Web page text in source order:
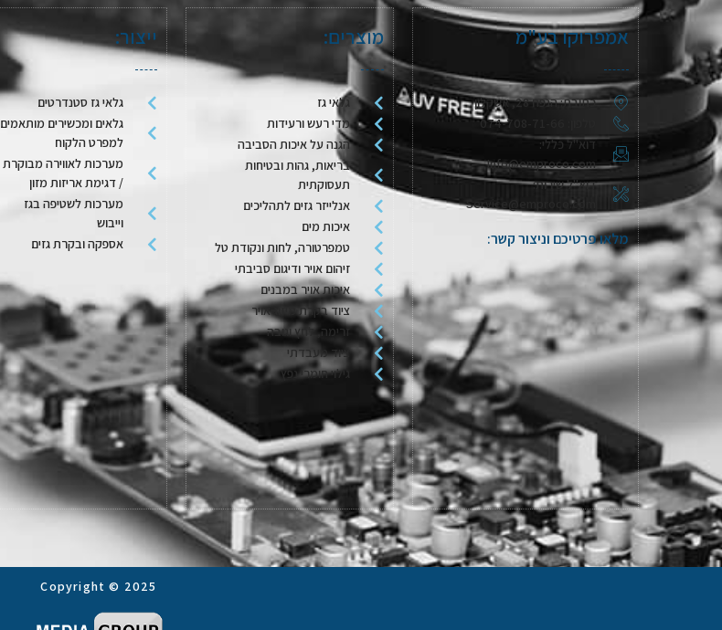
אמפרוקו בע"מ
כתובת: הנפח 28, אשקלון
דוא"ל כללי:
Info@emproco.com
דוא"ל שירות:
Service@emproco.com
מלאו פרטיכם וניצור קשר:
מוצרים:
גלאי גז
מדי רעש ורעידות
הגנה על איכות הסביבה
בריאות, גהות ובטיחות
תעסוקתית
אנלייזר גזים לתהליכים
איכות מים
טמפרטורה, לחות ונקודת טל
זיהום אויר ודיגום סביבתי
איכות אויר במבנים
ציוד בקרת מיזוג אויר
זרימה, לחץ וגובה
ציוד מעבדתי
גילוי חומרי נפץ
ייצור:
גלאי גז סטנדרטים
גלאים ומכשירים מותאמים
למפרט הלקוח
מערכות לאווירה מבוקרת
/ דגימת אריזות מזון
מערכות לשטיפה בגז
וייבוש
אספקה ובקרת גזים
Copyright © 2025